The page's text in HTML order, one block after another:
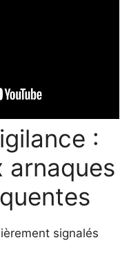
:
arnaques
signalés